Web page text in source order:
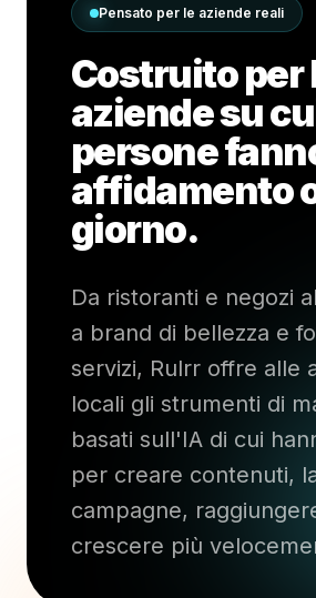
Pensato per le aziende reali
Costruito per
aziende su
persone
affidamento
giorno.
Da ristoranti e negozi
a brand di bellezza e
servizi, Rulrr offre alle
locali gli strumenti di
basati sull'IA di cui
per creare contenuti,
campagne,
crescere più